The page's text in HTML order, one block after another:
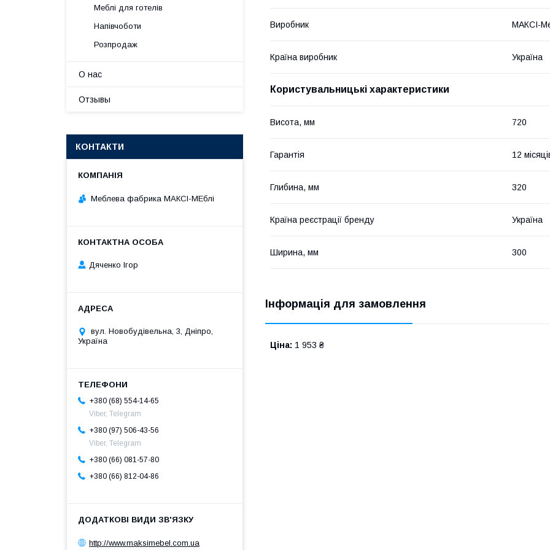
Виробник МАКСІ-
Країна виробник Україна
Користувальницькі характеристики
Висота, мм 720
Гарантія 12
Глибина, мм 320
Країна реєстрації бренду Україна
Ширина, мм 300
Інформація для замовлення
Ціна: 1 953 ₴
Меблі для готелів
Напівчоботи
Розпродаж
О нас
Отзывы
КОНТАКТИ
Меблева фабрика МАКСІ-МЕблі
Дяченко Ігор
вул. Новобудівельна, 3, Дніпро,
Україна
+380 (68) 554-14-65
Viber, Telegram
+380 (97) 506-43-56
Viber, Telegram
+380 (66) 081-57-80
+380 (66) 812-04-86
http://www.maksimebel.com.ua